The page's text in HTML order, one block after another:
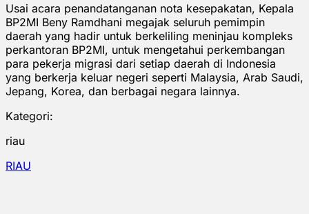
Usai acara penandatanganan nota kesepakatan, Kepala
BP2MI Beny Ramdhani megajak seluruh pemimpin
daerah yang hadir untuk berkeliling meninjau kompleks
perkantoran BP2MI, untuk mengetahui perkembangan
para pekerja migrasi dari setiap daerah di Indonesia
yang berkerja keluar negeri seperti Malaysia, Arab Saudi,
Jepang, Korea, dan berbagai negara lainnya.
Kategori:
riau
RIAU